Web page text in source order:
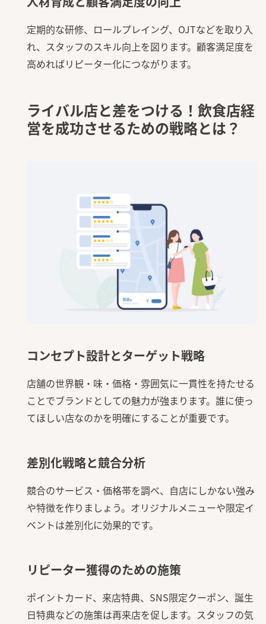
定期的な研修、ロールプレイング、OJTなどを取り入
れ、スタッフのスキル向上を図ります。顧客満足度を
高めればリピーター化につながります。
ライバル店と差をつける！飲食店経
営を成功させるための戦略とは？
コンセプト設計とターゲット戦略
店舗の世界観・味・価格・雰囲気に一貫性を持たせる
ことでブランドとしての魅力が強まります。誰に使っ
てほしい店なのかを明確にすることが重要です。
差別化戦略と競合分析
競合のサービス・価格帯を調べ、自店にしかない強み
や特徴を作りましょう。オリジナルメニューや限定イ
ベントは差別化に効果的です。
リピーター獲得のための施策
ポイントカード、来店特典、SNS限定クーポン、誕生
日特典などの施策は再来店を促します。スタッフの気